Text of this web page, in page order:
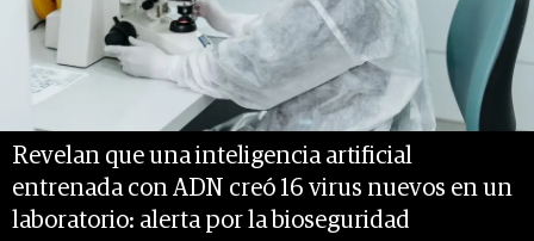
Revelan que una inteligencia artificial
entrenada con ADN creó 16 virus nuevos en un
laboratorio: alerta por la bioseguridad